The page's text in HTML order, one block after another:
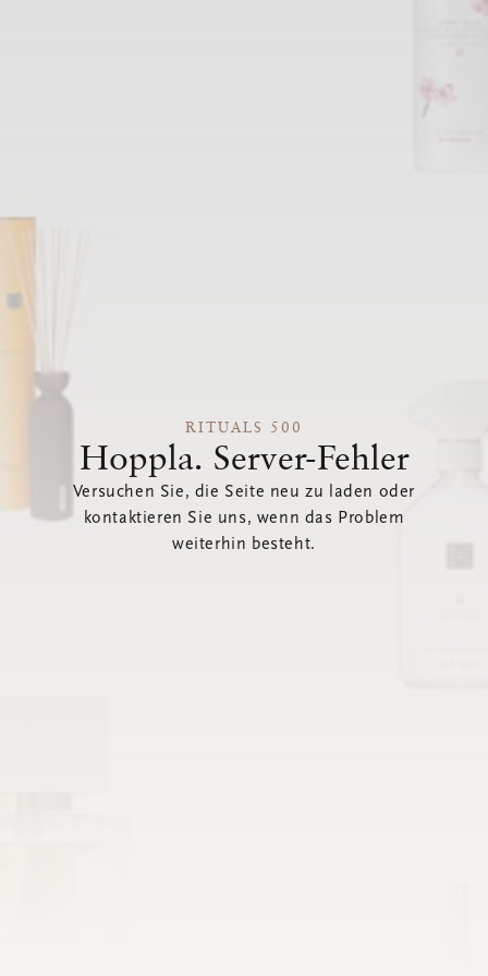
RITUALS 500
Hoppla. Server-Fehler
Versuchen Sie, die Seite neu zu laden oder
kontaktieren Sie uns, wenn das Problem
weiterhin besteht.